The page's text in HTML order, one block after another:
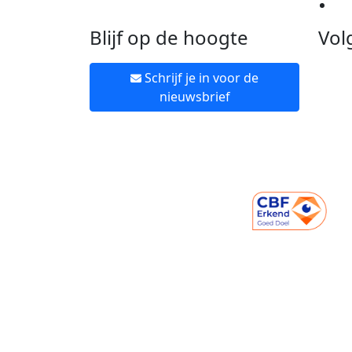
Blijf op de hoogte
Schrijf je in voor de
nieuwsbrief